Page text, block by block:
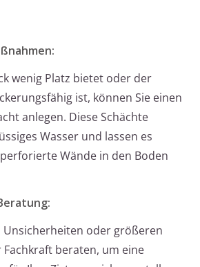
wenig Platz bietet oder der
ist, können Sie einen
anlegen. Diese Schächte
Wasser und lassen es
Wände in den Boden
Unsicherheiten oder größeren
Fachkraft beraten, um eine